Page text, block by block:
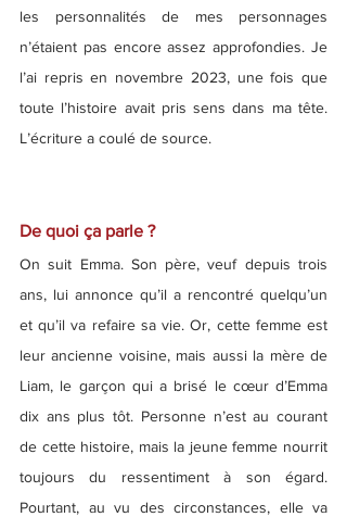
les personnalités de mes personnages
n’étaient pas encore assez approfondies. Je
l’ai repris en novembre 2023, une fois que
toute l’histoire avait pris sens dans ma tête.
L’écriture a coulé de source.
De quoi ça parle ?
On suit Emma. Son père, veuf depuis trois
ans, lui annonce qu’il a rencontré quelqu’un
et qu’il va refaire sa vie. Or, cette femme est
leur ancienne voisine, mais aussi la mère de
Liam, le garçon qui a brisé le cœur d’Emma
dix ans plus tôt. Personne n’est au courant
de cette histoire, mais la jeune femme nourrit
toujours du ressentiment à son égard.
Pourtant, au vu des circonstances, elle va